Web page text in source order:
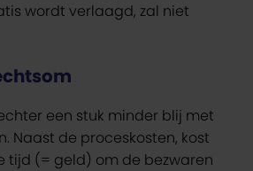
wordt verlaagd, zal niet
een stuk minder blij met
Naast de proceskosten, kost
tijd (= geld) om de bezwaren